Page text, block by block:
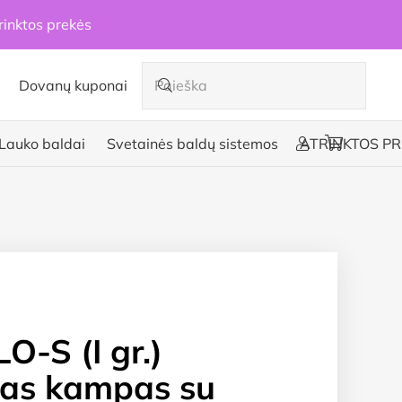
prekės
Dovanų kuponai
Lauko baldai Svetainės baldų sistemos ATRINKTOS
S (I gr.)
kampas su